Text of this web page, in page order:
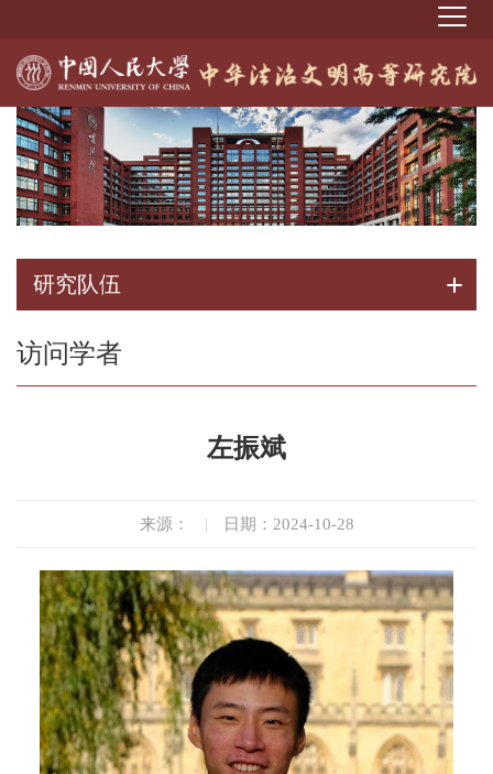
研究队伍
访问学者
左振斌
来源： | 日期：2024-10-28